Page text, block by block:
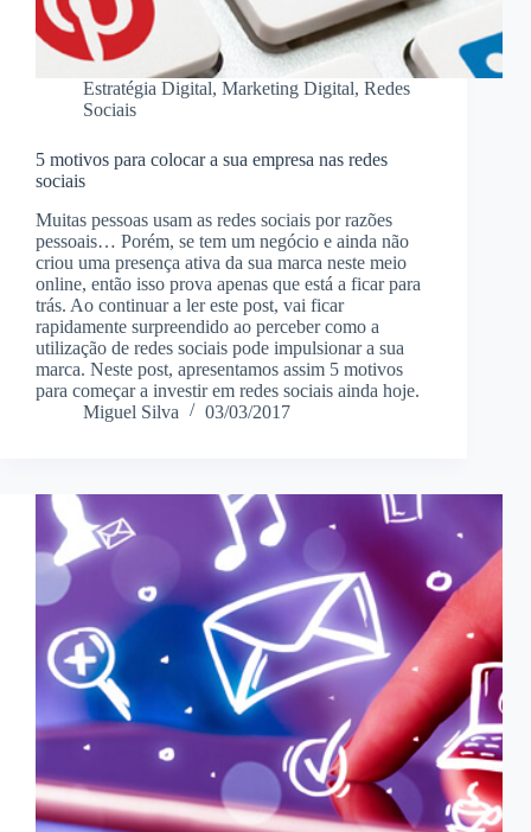
Estratégia Digital, Marketing Digital, Redes
Sociais
5 motivos para colocar a sua empresa nas redes
sociais
Muitas pessoas usam as redes sociais por razões
pessoais… Porém, se tem um negócio e ainda não
criou uma presença ativa da sua marca neste meio
online, então isso prova apenas que está a ficar para
trás. Ao continuar a ler este post, vai ficar
rapidamente surpreendido ao perceber como a
utilização de redes sociais pode impulsionar a sua
marca. Neste post, apresentamos assim 5 motivos
para começar a investir em redes sociais ainda hoje.
Miguel Silva
03/03/2017